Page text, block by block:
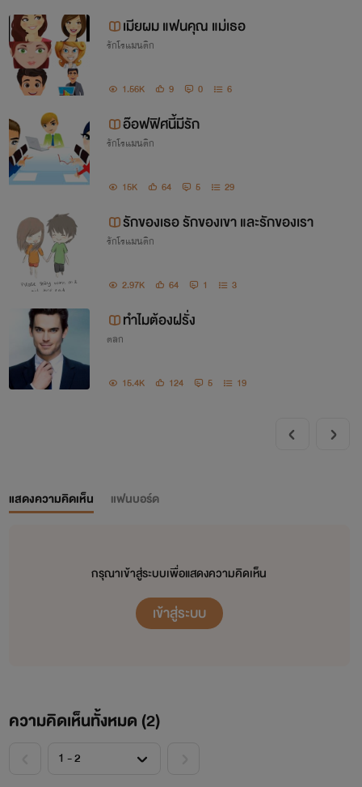
ปล. ขออนุญาติลงนิยายและบทความเก่า
ๆ ที่เคยลงไว้ในระบบเก่า เอามาลงใน
ระบบใหม่ก่อนนะคะ หลังจากนั้นจะเร่ิมลง
นิยายเรื่องใหม่ หรือตอนใหม่ๆ ของเรื่อง
เก่า ๆ
ถ้ารักกันชอบกันก็ฝากข้อความไว้ได้นะคะ
รับรองว่าตอบทุกคำถามคะ
ป.ล. ขอเป็นภาษาไทย และภาษาอังกฤษ
ที่สุภาพนะคะ
เมียผม แฟนคุณ แม่เธอ
รักโรแมนติก
1.56K 9 0 6
อ๊อฟฟิศนี้มีรัก
รักโรแมนติก
15K 64 5 29
รักของเธอ รักของเขา และรักของเรา
รักโรแมนติก
2.97K 64 1 3
ทำไมต้องฝรั่ง
ตลก
15.4K 124 5 19
แสดงความคิดเห็น แฟนบอร์ด
กรุณาเข้าสู่ระบบเพื่อแสดงความคิดเห็น
เข้าสู่ระบบ
ความคิดเห็นทั้งหมด (2)